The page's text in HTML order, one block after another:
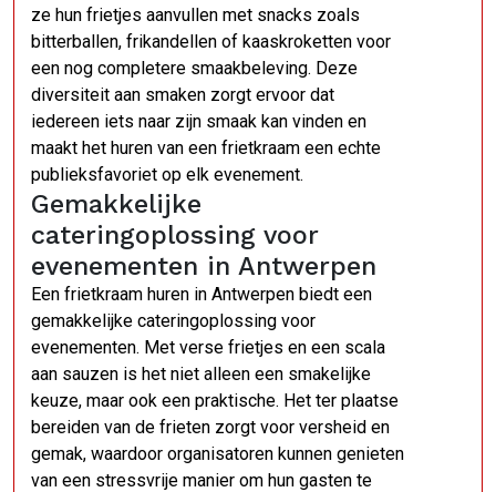
ze hun frietjes aanvullen met snacks zoals
bitterballen, frikandellen of kaaskroketten voor
een nog completere smaakbeleving. Deze
diversiteit aan smaken zorgt ervoor dat
iedereen iets naar zijn smaak kan vinden en
maakt het huren van een frietkraam een echte
publieksfavoriet op elk evenement.
Gemakkelijke
cateringoplossing voor
evenementen in Antwerpen
Een frietkraam huren in Antwerpen biedt een
gemakkelijke cateringoplossing voor
evenementen. Met verse frietjes en een scala
aan sauzen is het niet alleen een smakelijke
keuze, maar ook een praktische. Het ter plaatse
bereiden van de frieten zorgt voor versheid en
gemak, waardoor organisatoren kunnen genieten
van een stressvrije manier om hun gasten te